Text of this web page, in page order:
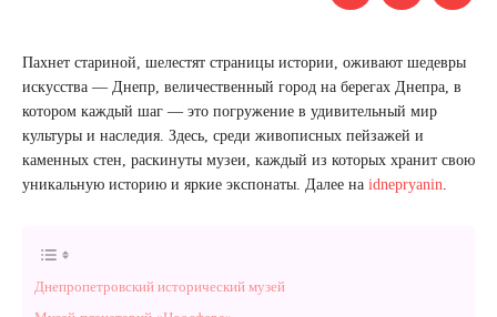
Пахнет стариной, шелестят страницы истории, оживают шедевры
искусства — Днепр, величественный город на берегах Днепра, в
котором каждый шаг — это погружение в удивительный мир
культуры и наследия. Здесь, среди живописных пейзажей и
каменных стен, раскинуты музеи, каждый из которых хранит свою
уникальную историю и яркие экспонаты. Далее на idnepryanin.
Днепропетровский исторический музей